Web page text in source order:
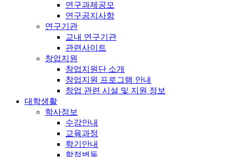
연구과제공모
연구공지사항
연구기관
교내 연구기관
관련사이트
창업지원
창업지원단 소개
창업지원 프로그램 안내
창업 관련 시설 및 지원 정보
대학생활
학사정보
수강안내
교육과정
학기안내
학적변동